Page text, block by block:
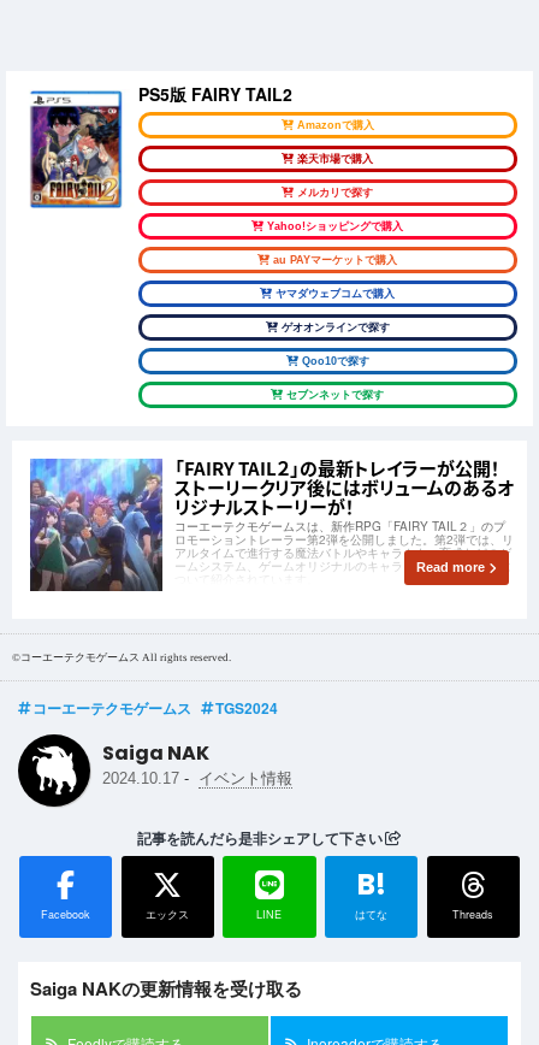
PS5版 FAIRY TAIL2
Amazonで購入
楽天市場で購入
メルカリで探す
Yahoo!ショッピングで購入
au PAYマーケットで購入
ヤマダウェブコムで購入
ゲオオンラインで探す
Qoo10で探す
セブンネットで探す
「FAIRY TAIL２」の最新トレイラーが公開！
ストーリークリア後にはボリュームのあるオ
リジナルストーリーが！
コーエーテクモゲームスは、新作RPG「FAIRY TAIL２」のプ
ロモーショントレーラー第2弾を公開しました。第2弾では、リ
アルタイムで進行する魔法バトルやキャラクター育成などのゲ
ームシステム、ゲームオリジナルのキャラクターストーリーに
Read more
©コーエーテクモゲームス All rights reserved.
コーエーテクモゲームス TGS2024
Saiga NAK
2024.10.17 - イベント情報
記事を読んだら是非シェアして下さい
Facebook エックス LINE
B!
はてな Threads
Saiga NAKの更新情報を受け取る